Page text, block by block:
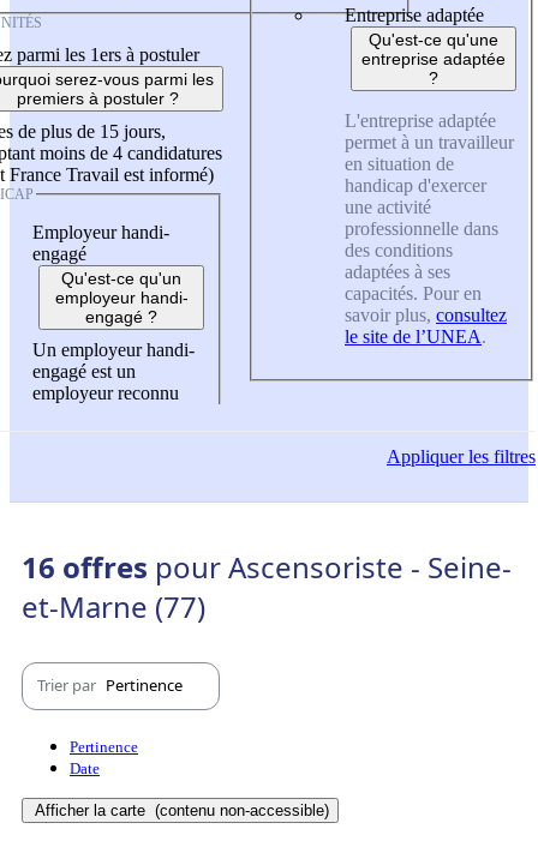
parmi les 1ers à postuler
serez-vous parmi les
premiers à postuler ?
de plus de 15 jours,
moins de 4 candidatures
France Travail est informé)
Employeur handi-
engagé
Qu'est-ce qu'un
employeur handi-
engagé ?
Un employeur handi-
engagé est un
employeur reconnu
Entreprise adaptée
Qu'est-ce qu'une
entreprise adaptée
?
L'entreprise adaptée
permet à un travailleur
en situation de
handicap d'exercer
une activité
professionnelle dans
des conditions
adaptées à ses
capacités. Pour en
savoir plus, consultez
le site de l’UNEA.
Appliquerles filtres
16 offres pour Ascensoriste - Seine-
et-Marne (77)
Trier par Pertinence
Pertinence
Date
Afficher la carte (contenu non-accessible)